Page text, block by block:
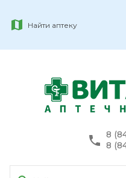
Найти аптеку
8
8